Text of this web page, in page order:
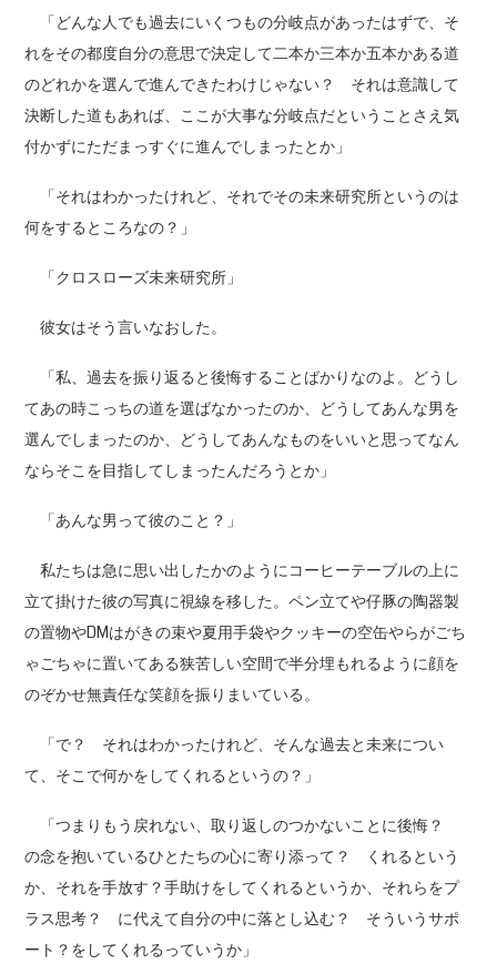
「どんな人でも過去にいくつもの分岐点があったはずで、そ
れをその都度自分の意思で決定して二本か三本か五本かある道
のどれかを選んで進んできたわけじゃない？ それは意識して
決断した道もあれば、ここが大事な分岐点だということさえ気
付かずにただまっすぐに進んでしまったとか」
「それはわかったけれど、それでその未来研究所というのは
何をするところなの？」
「クロスローズ未来研究所」
彼女はそう言いなおした。
「私、過去を振り返ると後悔することばかりなのよ。どうし
てあの時こっちの道を選ばなかったのか、どうしてあんな男を
選んでしまったのか、どうしてあんなものをいいと思ってなん
ならそこを目指してしまったんだろうとか」
「あんな男って彼のこと？」
私たちは急に思い出したかのようにコーヒーテーブルの上に
立て掛けた彼の写真に視線を移した。ペン立てや仔豚の陶器製
の置物やDMはがきの束や夏用手袋やクッキーの空缶やらがごち
ゃごちゃに置いてある狭苦しい空間で半分埋もれるように顔を
のぞかせ無責任な笑顔を振りまいている。
「で？ それはわかったけれど、そんな過去と未来につい
て、そこで何かをしてくれるというの？」
「つまりもう戻れない、取り返しのつかないことに後悔？
の念を抱いているひとたちの心に寄り添って？ くれるという
か、それを手放す？手助けをしてくれるというか、それらをプ
ラス思考？ に代えて自分の中に落とし込む？ そういうサポ
ート？をしてくれるっていうか」